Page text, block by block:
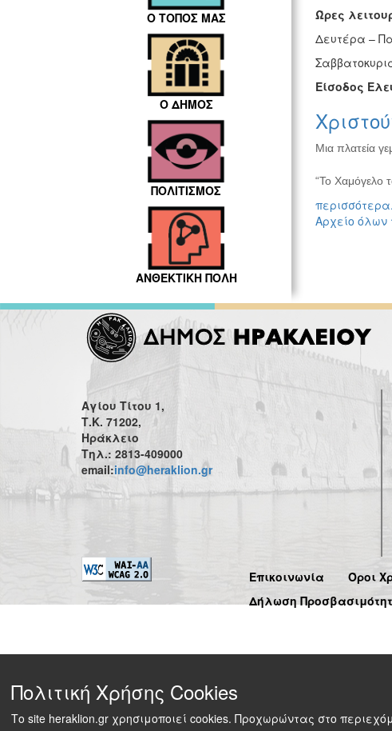
Ο ΤΟΠΟΣ ΜΑΣ
Ο ΔΗΜΟΣ
ΠΟΛΙΤΙΣΜΟΣ
ΑΝΘΕΚΤΙΚΗ ΠΟΛΗ
Ώρες
Δευτέρα –
Είσοδος
Μια πλατεία
“Το Χαμόγελο
Αρχείο
Αγίου Τίτου 1,
Τ.Κ. 71202,
Ηράκλειο
Τηλ.: 2813-409000
email:info@heraklion.gr
Επικοινωνία
Όροι
Δήλωση
Πολιτική Χρήσης Cookies
Το site heraklion.gr χρησιμοποιεί cookies. Προχωρώντας στο